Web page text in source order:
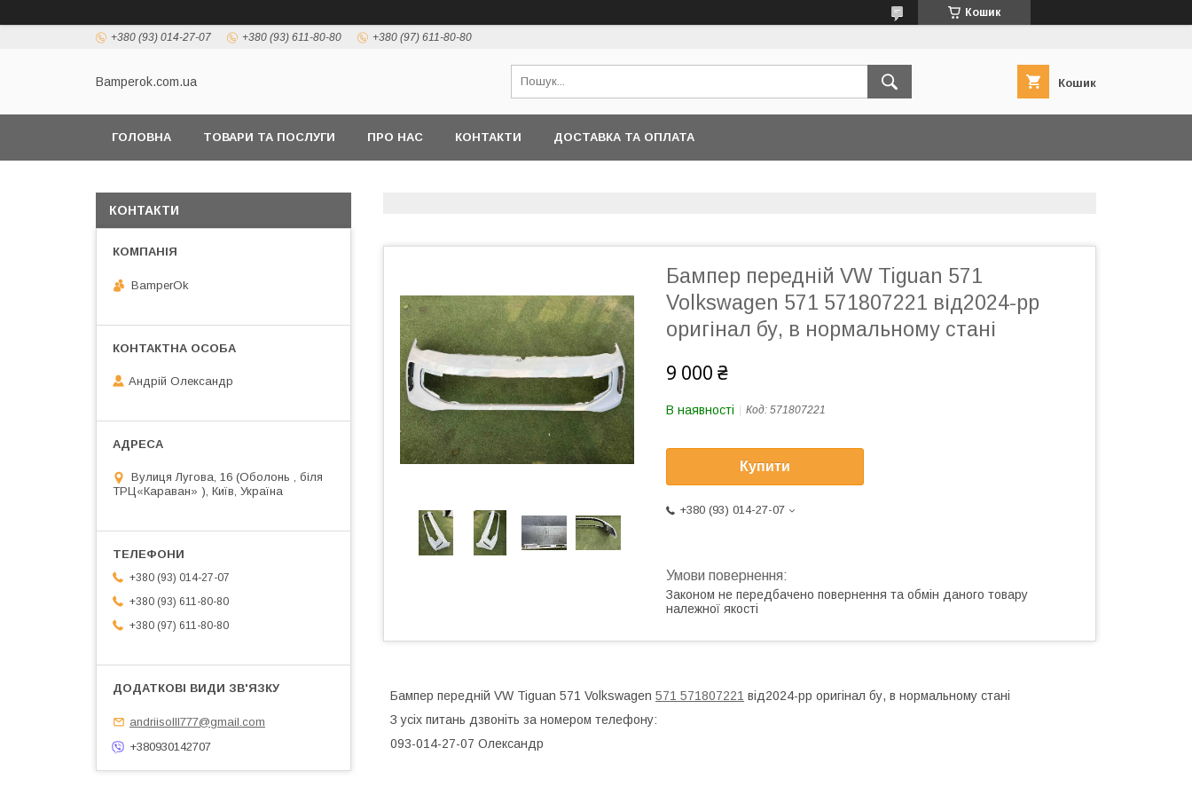
Кошик
+380 (93) 014-27-07 +380 (93) 611-80-80 +380 (97) 611-80-80
Bamperok.com.ua Кошик
ГОЛОВНА ТОВАРИ ТА ПОСЛУГИ ПРО НАС КОНТАКТИ ДОСТАВКА ТА ОПЛАТА
Бампер передній VW Tiguan 571
Volkswagen 571 571807221 від2024-рр
оригінал бу, в нормальному стані
9 000 ₴
В наявності Код: 571807221
Купити
+380 (93) 014-27-07
Законом не передбачено повернення та обмін даного товару
належної якості
Бампер передній VW Tiguan 571 Volkswagen 571 571807221 від2024-рр оригінал бу, в нормальному стані
З усіх питань дзвоніть за номером телефону:
093-014-27-07 Олександр
КОНТАКТИ
BamperOk
Андрій Олександр
Вулиця Лугова, 16 (Оболонь , біля
ТРЦ«Караван» ), Київ, Україна
+380 (93) 014-27-07
+380 (93) 611-80-80
+380 (97) 611-80-80
andriisolll777@gmail.com
+380930142707